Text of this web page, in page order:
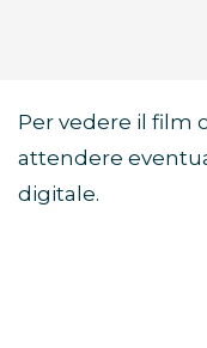
Per vedere il film
attendere
digitale.